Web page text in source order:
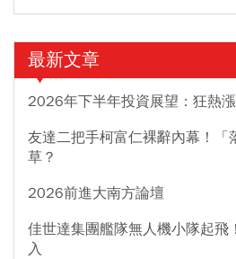
最新文章
2026年下半年投資展望：狂熱
友達二把手柯富仁裸辭內幕！「
草？
2026前進大南方論壇
佳世達集團艦隊無人機小隊起飛
入